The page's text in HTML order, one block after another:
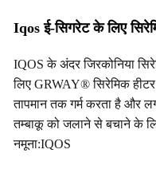
Iqos ई-सिगरेट के लिए
IQOS के अंदर जिरकोनिया
लिए GRWAY® सिरेमिक
तापमान तक गर्म करता है और
तम्बाकू को जलाने से बचाने के
नमूना:IQOS